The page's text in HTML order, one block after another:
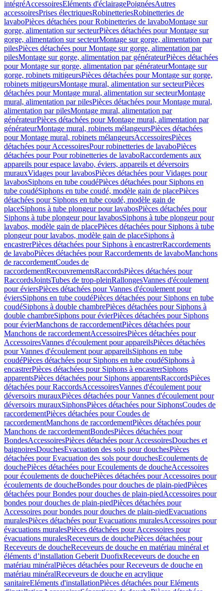
intégréAccessoiresEléments d'éclairagePoignéesAutres
accessoiresPrises électriquesRobinetteriesRobinetteries de
lavaboPièces détachées pour Robinetteries de lavaboMontage sur
gorge, alimentation sur secteurPièces détachées pour Montage sur
gorge, alimentation sur secteurMontage sur gorge, alimentation par
pilesPièces détachées pour Montage sur gorge, alimentation par
pilesMontage sur gorge, alimentation par générateurPièces détachées
pour Montage sur gorge, alimentation par générateurMontage sur
gorge, robinets mitigeursPièces détachées pour Montage sur gorge,
robinets mitigeursMontage mural, alimentation sur secteurPièces
détachées pour Montage mural, alimentation sur secteurMontage
mural, alimentation par pilesPièces détachées pour Montage mural,
alimentation par pilesMontage mural, alimentation par
générateurPièces détachées pour Montage mural, alimentation par
générateurMontage mural, robinets mélangeursPièces détachées
pour Montage mural, robinets mélangeursAccessoiresPièces
détachées pour AccessoiresPour robinetteries de lavaboPièces
détachées pour Pour robinetteries de lavaboRaccordements aux
appareils pour espace lavabo, éviers, appareils et déversoirs
murauxVidages pour lavabosPièces détachées pour Vidages pour
lavabosSiphons en tube coudéPièces détachées pour Siphons en
tube coudéSiphons en tube coudé, modèle gain de placePièces
détachées pour Siphons en tube coudé, modèle gain de
placeSiphons à tube plongeur pour lavabosPièces détachées pour
Siphons à tube plongeur pour lavabosSiphons à tube plongeur pour
lavabos, modèle gain de placePièces détachées pour Siphons à tube
plongeur pour lavabos, modèle gain de placeSiphons à
encastrerPièces détachées pour Siphons à encastrerRaccordements
de lavaboPièces détachées pour Raccordements de lavaboManchons
de raccordementCoudes de
raccordementRecouvrementsRaccordsPièces détachées pour
RaccordsJointsTubes de trop-pleinRallongesVannes d'écoulement
pour éviersPièces détachées pour Vannes d'écoulement pour
éviersSiphons en tube coudéPièces détachées pour Siphons en tube
coudéSiphons à double chambrePièces détachées pour Siphons à
double chambreSiphons pour évierPièces détachées pour Siphons
pour évierManchons de raccordementPièces détachées pour
Manchons de raccordementAccessoiresPièces détachées pour
AccessoiresVannes d'écoulement pour appareilsPièces détachées
pour Vannes d'écoulement pour appareilsSiphons en tube
coudéPièces détachées pour Siphons en tube coudéSiphons à
encastrerPièces détachées pour Siphons à encastrerSiphons
apparentsPièces détachées pour Siphons apparentsRaccordsPièces
détachées pour RaccordsAccessoiresVannes d'écoulement pour
déversoirs murauxPièces détachées pour Vannes d'écoulement pour
déversoirs murauxSiphonsPièces détachées pour SiphonsCoudes de
raccordementPièces détachées pour Coudes de
raccordementManchons de raccordementPièces détachées pour
Manchons de raccordementBondesPièces détachées pour
BondesAccessoiresPièces détachées pour AccessoiresDouches et
baignoiresDouchesEvacuation des sols pour douchesPièces
détachées pour Evacuation des sols pour douchesEcoulements de
douchePièces détachées pour Ecoulements de doucheAccessoires
pour écoulements de douchePièces détachées pour Accessoires pour
écoulements de doucheBondes pour douches de plain-piedPièces
détachées pour Bondes pour douches de plain-piedAccessoires pour
bondes pour douches de plain-piedPièces détachées pour
Accessoires pour bondes pour douches de plain-piedEvacuations
muralesPièces détachées pour Evacuations muralesAccessoires pour
évacuations muralesPièces détachées pour Accessoires pour
évacuations muralesReceveurs de douchePièces détachées pour
Receveurs de doucheReceveurs de douche en matériau minéral et
éléments d’installation Geberit DuofixReceveurs de douche en
matériau minéralPièces détachées pour Receveurs de douche en
matériau minéralReceveurs de douche en acrylique
sanitaireEléments d'installationPièces détachées pour Eléments